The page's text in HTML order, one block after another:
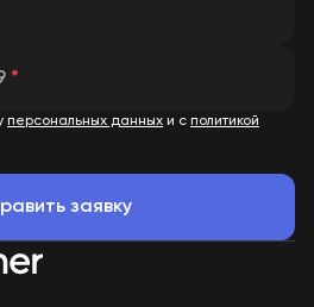
*
персональных данных и с политикой
Отправить заявку